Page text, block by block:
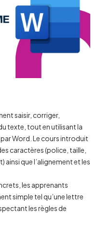
saisir, corriger,
texte, tout en utilisant la
Word. Le cours introduit
caractères (police, taille,
ainsi que l’alignement et les
les apprenants
simple tel qu’une lettre
les règles de